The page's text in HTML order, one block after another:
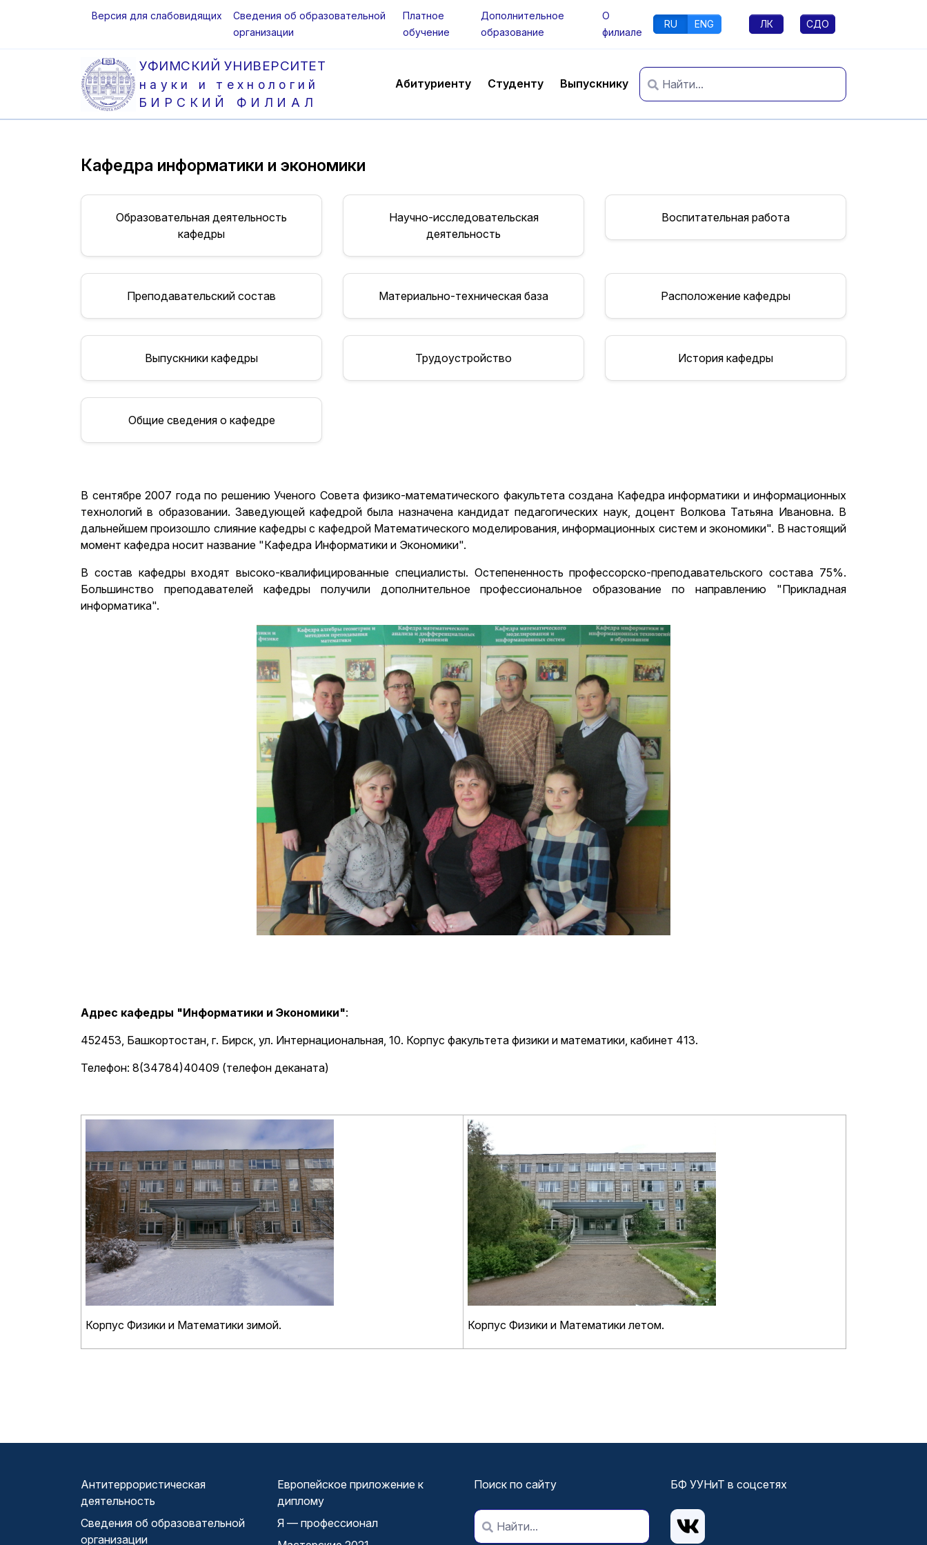
Версия для слабовидящих
Сведения об образовательной
организации
Платное
обучение
Дополнительное
образование
О
филиале
RU ENG ЛК СДО
УФИМСКИЙ УНИВЕРСИТЕТ
науки и технологий
БИРСКИЙ ФИЛИАЛ
Абитуриенту Студенту Выпускнику
Кафедра информатики и экономики
Образовательная деятельность
кафедры
Научно-исследовательская
деятельность
Воспитательная работа
Преподавательский состав Материально-техническая база Расположение кафедры
Выпускники кафедры Трудоустройство История кафедры
Общие сведения о кафедре
В сентябре 2007 года по решению Ученого Совета физико-математического факультета создана Кафедра информатики и информационных
технологий в образовании. Заведующей кафедрой была назначена кандидат педагогических наук, доцент Волкова Татьяна Ивановна. В
дальнейшем произошло слияние кафедры с кафедрой Математического моделирования, информационных систем и экономики". В настоящий
момент кафедра носит название "Кафедра Информатики и Экономики".
В состав кафедры входят высоко-квалифицированные специалисты. Остепененность профессорско-преподавательского состава 75%.
Большинство преподавателей кафедры получили дополнительное профессиональное образование по направлению "Прикладная
информатика".
Адрес кафедры "Информатики и Экономики":
452453, Башкортостан, г. Бирск, ул. Интернациональная, 10. Корпус факультета физики и математики, кабинет 413.
Телефон: 8(34784)40409 (телефон деканата)
Корпус Физики и Математики зимой. Корпус Физики и Математики летом.
Антитеррористическая
деятельность
Сведения об образовательной
организации
Европейское приложение к
диплому
Я — профессионал
Поиск по сайту БФ УУНиТ в соцсетях